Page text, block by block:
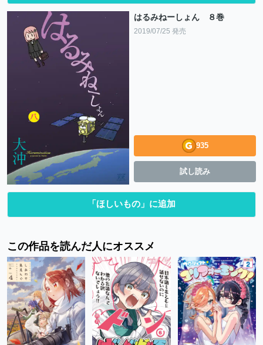
はるみねーしょん ８巻
2019/07/25 発売
935
試し読み
「ほしいもの」に追加
この作品を読んだ人にオススメ